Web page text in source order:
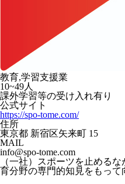
教育,学習支援業
10~49人
課外学習等の受け入れ有り
公式サイト
https://spo-tome.com/
住所
東京都 新宿区矢来町 15
MAIL
info@spo-tome.com
（一社）スポーツを止める
育分野の専門的知見をもって